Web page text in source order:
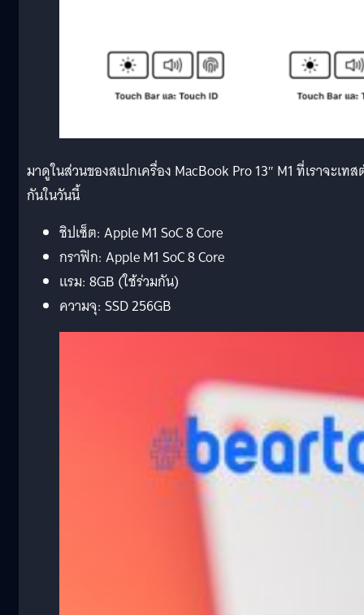
มาดูในส่วนของสเปกเครื่อง MacBook Pro 13″ M1 ที่เราจะเท
กันในวันนี้
ชิปเซ็ต: Apple M1 SoC 8 Core
กราฟิก: Apple M1 SoC 8 Core
แรม: 8GB (ใช้ร่วมกัน)
ความจุ: SSD 256GB